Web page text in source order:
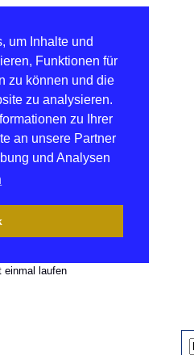
um Inhalte und
Funktionen für
zu können und die
zu analysieren.
zu Ihrer
an unsere Partner
und Analysen
einmal laufen